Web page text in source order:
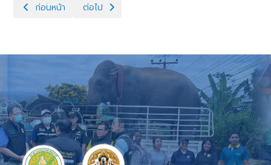
เนื้อหาก่อนหน้า: การจัดสวัสดิภาพแมวในสถานที่เพาะพันธุ์แมว พ.ศ.
ก่อนหน้า เนื้อหาถัดไป: ปศุสัตว์พาไปเยี่ยมชมน้องแมวจรจัดที่ถู
ต่อไป